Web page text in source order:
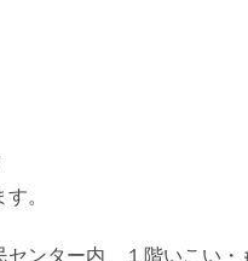
。
ンター内 １階いこい・